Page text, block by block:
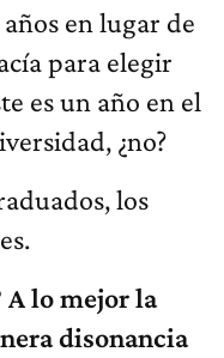
en lugar de
para elegir
es un año en el
¿no?
los
A lo mejor la
disonancia